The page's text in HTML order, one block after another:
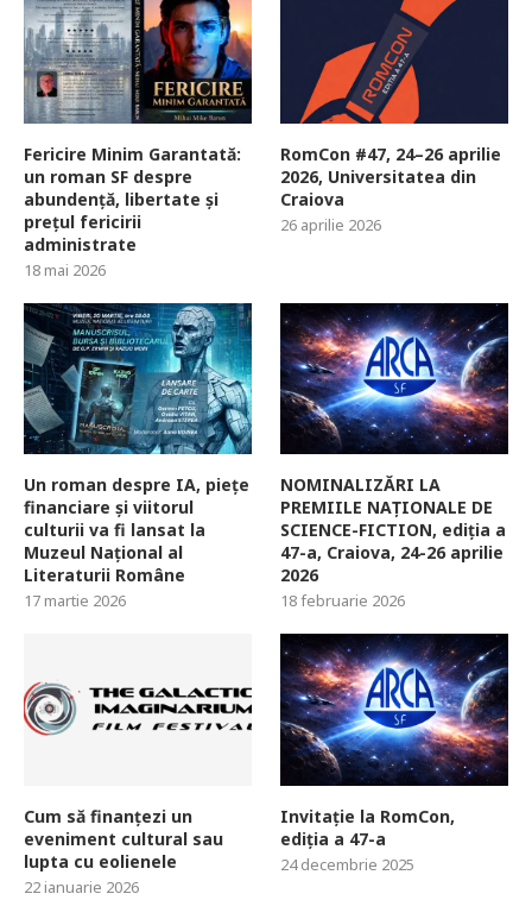
Fericire Minim Garantată:
un roman SF despre
abundență, libertate și
prețul fericirii
administrate
18 mai 2026
RomCon #47, 24–26 aprilie
2026, Universitatea din
Craiova
26 aprilie 2026
Un roman despre IA, piețe
financiare și viitorul
culturii va fi lansat la
Muzeul Național al
Literaturii Române
17 martie 2026
NOMINALIZĂRI LA
PREMIILE NAȚIONALE DE
SCIENCE-FICTION, ediția a
47-a, Craiova, 24-26 aprilie
2026
18 februarie 2026
Cum să finanțezi un
eveniment cultural sau
lupta cu eolienele
22 ianuarie 2026
Invitație la RomCon,
ediția a 47-a
24 decembrie 2025